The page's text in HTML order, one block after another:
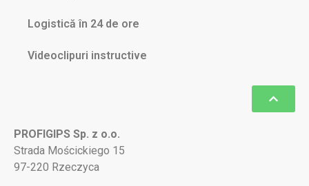
Logistică în 24 de ore
Videoclipuri instructive
PROFIGIPS Sp. z o.o.
Strada Mościckiego 15
97-220 Rzeczyca